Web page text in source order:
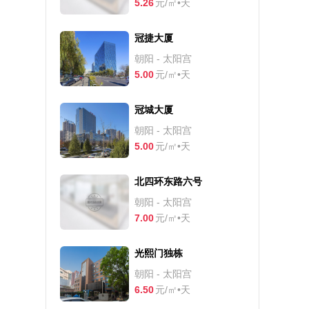
5.26元/㎡•天
冠捷大厦
朝阳 - 太阳宫
5.00元/㎡•天
冠城大厦
朝阳 - 太阳宫
5.00元/㎡•天
北四环东路六号
朝阳 - 太阳宫
7.00元/㎡•天
光熙门独栋
朝阳 - 太阳宫
6.50元/㎡•天